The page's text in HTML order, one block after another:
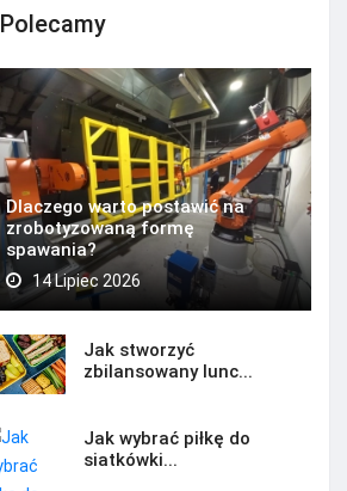
Polecamy
Dlaczego warto postawić na
zrobotyzowaną formę
spawania?
14 Lipiec 2026
Jak stworzyć
zbilansowany lunc...
Jak wybrać piłkę do
siatkówki...